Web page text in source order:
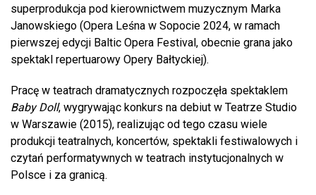
superprodukcja pod kierownictwem muzycznym Marka
Janowskiego (Opera Leśna w Sopocie 2024, w ramach
pierwszej edycji Baltic Opera Festival, obecnie grana jako
spektakl repertuarowy Opery Bałtyckiej).
Pracę w teatrach dramatycznych rozpoczęła spektaklem
Baby Doll, wygrywając konkurs na debiut w Teatrze Studio
w Warszawie (2015), realizując od tego czasu wiele
produkcji teatralnych, koncertów, spektakli festiwalowych i
czytań performatywnych w teatrach instytucjonalnych w
Polsce i za granicą.